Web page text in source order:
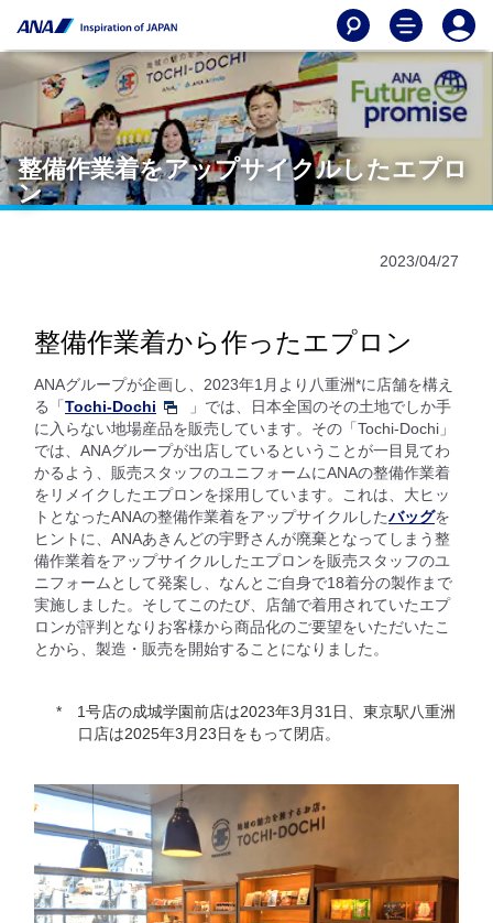
整備作業着をアップサイクルしたエプロ
ン
2023/04/27
整備作業着から作ったエプロン
ANAグループが企画し、2023年1月より八重洲*に店舗を構え
る「 Tochi-Dochi
」では、日本全国のその土地でしか手
に入らない地場産品を販売しています。その「Tochi-Dochi」
では、ANAグループが出店しているということが一目見てわ
かるよう、販売スタッフのユニフォームにANAの整備作業着
をリメイクしたエプロンを採用しています。これは、大ヒッ
トとなったANAの整備作業着をアップサイクルしたバッグを
ヒントに、ANAあきんどの宇野さんが廃棄となってしまう整
備作業着をアップサイクルしたエプロンを販売スタッフのユ
ニフォームとして発案し、なんとご自身で18着分の製作まで
実施しました。そしてこのたび、店舗で着用されていたエプ
ロンが評判となりお客様から商品化のご要望をいただいたこ
とから、製造・販売を開始することになりました。
1号店の成城学園前店は2023年3月31日、東京駅八重洲
口店は2025年3月23日をもって閉店。